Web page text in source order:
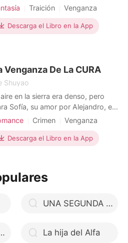
Mi madrina, Doña Chayo,
un preludio a la traición.
era el examen de danza, el
en ella,
Traición
Venganza
Intercambio de almas
Protagonista Poderosa
Descarga el Libro en la App
Venganza De La CURA
Shuyao
aire en la sierra era denso, pero
Sofía, su amor por Alejandro, el
del cartel, era aún más pesado.
rechazando a otros por la
esperanza de su amor. Un
con u
Crimen
Venganza
Maldición
Protagonista Poderosa
Descarga el Libro en la App
UNA SEGUNDA OPORTUNIDAD PARA AMAR
La hija del Alfa